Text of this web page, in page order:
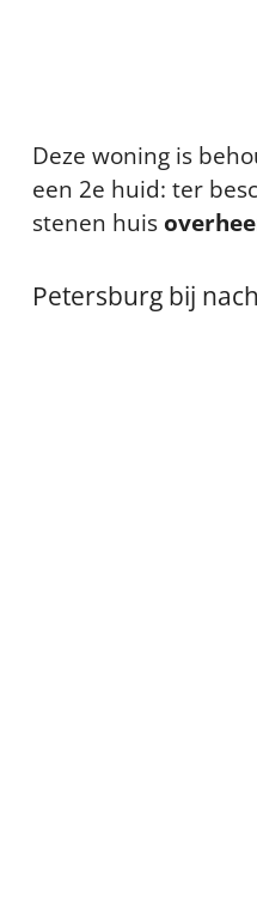
Deze woning is
een 2e huid: ter
stenen huis
Petersburg bij